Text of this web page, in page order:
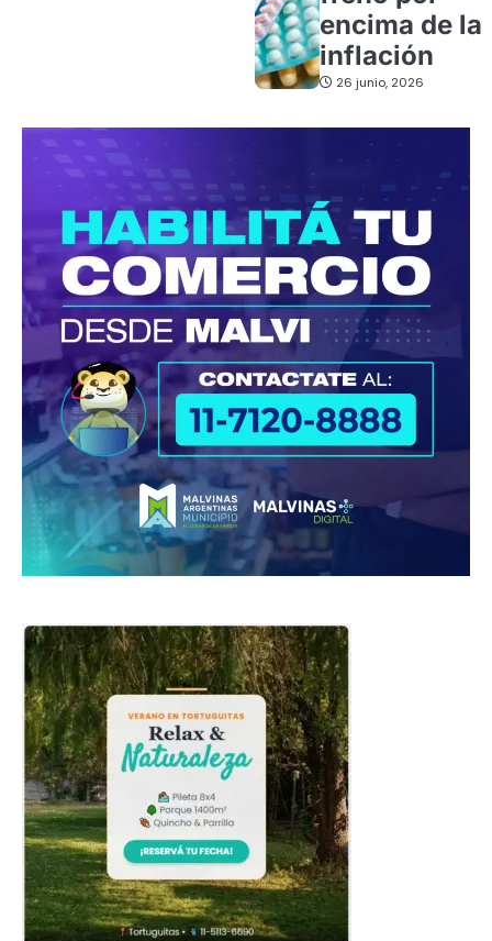
encima de la
inflación
26 junio, 2026